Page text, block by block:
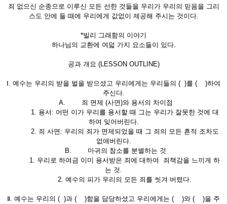
죄 없으신 순종으로 이루신 모든 선한 것들을 우리가 우리의 믿음을 그리
스도 안에 둘 때에 우리에게 값없이 제공해 주시는 것이다.
*빌리 그래함의 이야기
하나님의 교환에 여덟 가지 요소들이 있다.
공과 개요 (LESSON OUTLINE)
Ⅰ. 예수는 우리의 받을 벌을 받으셨고 우리에게는 우리들의 ( )를 ( )하여
주신다.
A. 죄 면제 (사면)와 용서의 차이점
1. 용서: 어떤 이가 우리를 용서할 때 그는 우리가 잘못한 것에 대
하여 잊어버린다.
2. 죄 사면: 우리의 죄가 면제되었을 때 그 죄의 모든 흔적 조차도
없애버린다.
B. 마귀의 참소를 분별하는 것
1. 우리로 하여금 이미 용서받은 죄에 대하여 죄책감을 느끼게 하
는 것.
2. 예수의 피가 우리의 모든 죄를 씻겨 버렸다.
Ⅱ. 예수는 우리의 ( )과 ( )함을 담당하셨고 우리에게는 ( )와 ( )을 주